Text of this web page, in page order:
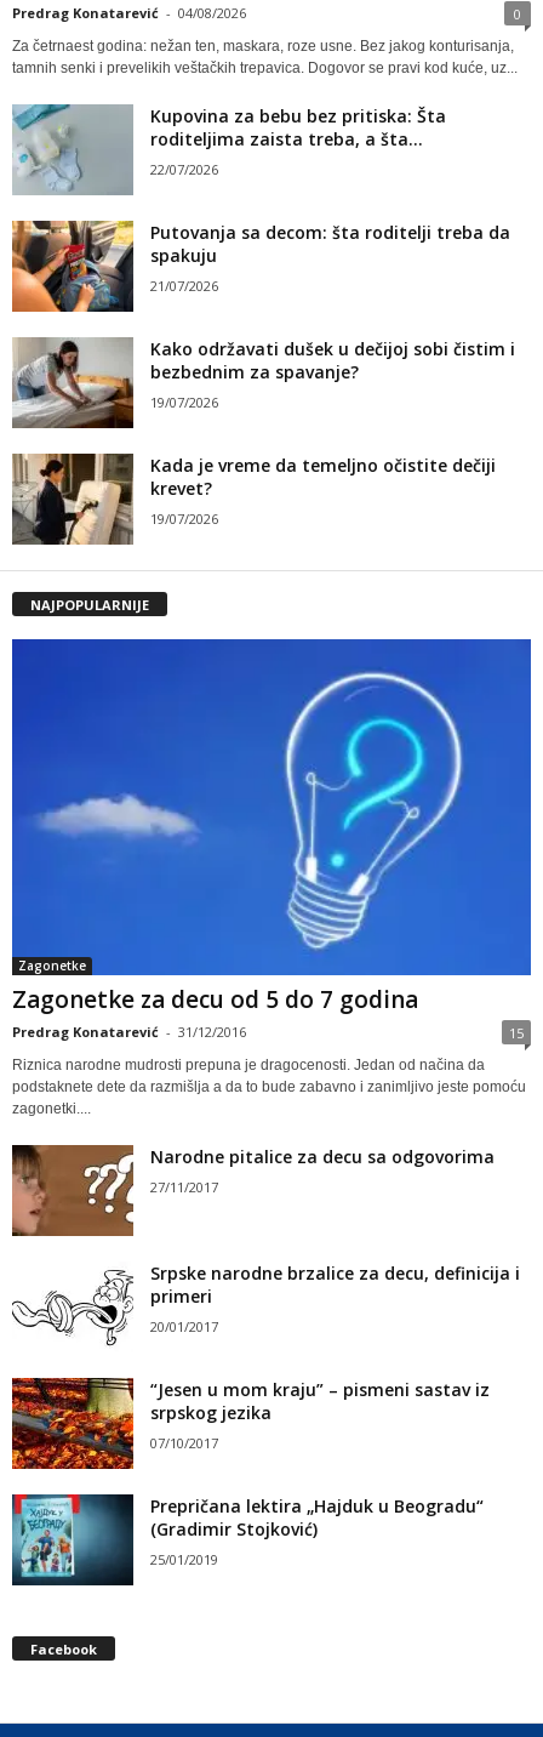
Predrag Konatarević - 04/08/2026 0
Za četrnaest godina: nežan ten, maskara, roze usne. Bez jakog konturisanja,
tamnih senki i prevelikih veštačkih trepavica. Dogovor se pravi kod kuće, uz...
Kupovina za bebu bez pritiska: Šta
roditeljima zaista treba, a šta...
22/07/2026
Putovanja sa decom: šta roditelji treba da
spakuju
21/07/2026
Kako održavati dušek u dečijoj sobi čistim i
bezbednim za spavanje?
19/07/2026
Kada je vreme da temeljno očistite dečiji
krevet?
19/07/2026
NAJPOPULARNIJE
Zagonetke
Zagonetke za decu od 5 do 7 godina
Predrag Konatarević - 31/12/2016 15
Riznica narodne mudrosti prepuna je dragocenosti. Jedan od načina da
podstaknete dete da razmišlja a da to bude zabavno i zanimljivo jeste pomoću
zagonetki....
Narodne pitalice za decu sa odgovorima
27/11/2017
Srpske narodne brzalice za decu, definicija i
primeri
20/01/2017
“Jesen u mom kraju” – pismeni sastav iz
srpskog jezika
07/10/2017
Prepričana lektira „Hajduk u Beogradu“
(Gradimir Stojković)
25/01/2019
Facebook